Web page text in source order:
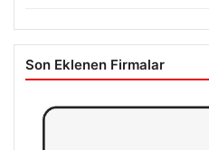
Son Eklenen Firmalar